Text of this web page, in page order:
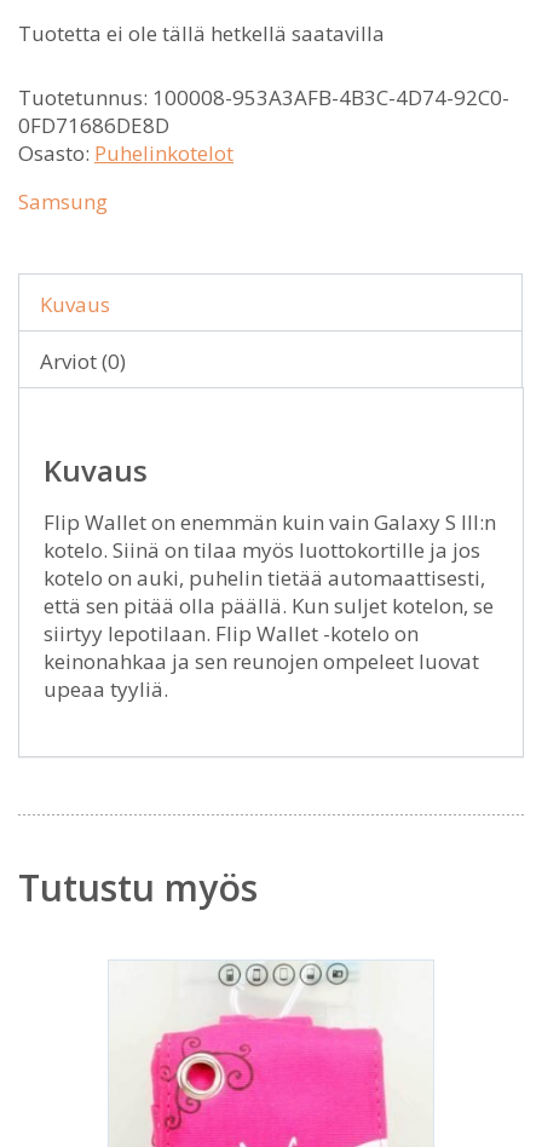
Tuotetta ei ole tällä hetkellä saatavilla
Tuotetunnus: 100008-953A3AFB-4B3C-4D74-92C0-
0FD71686DE8D
Osasto: Puhelinkotelot
Samsung
Kuvaus
Arviot (0)
Kuvaus
Flip Wallet on enemmän kuin vain Galaxy S III:n
kotelo. Siinä on tilaa myös luottokortille ja jos
kotelo on auki, puhelin tietää automaattisesti,
että sen pitää olla päällä. Kun suljet kotelon, se
siirtyy lepotilaan. Flip Wallet -kotelo on
keinonahkaa ja sen reunojen ompeleet luovat
upeaa tyyliä.
Tutustu myös